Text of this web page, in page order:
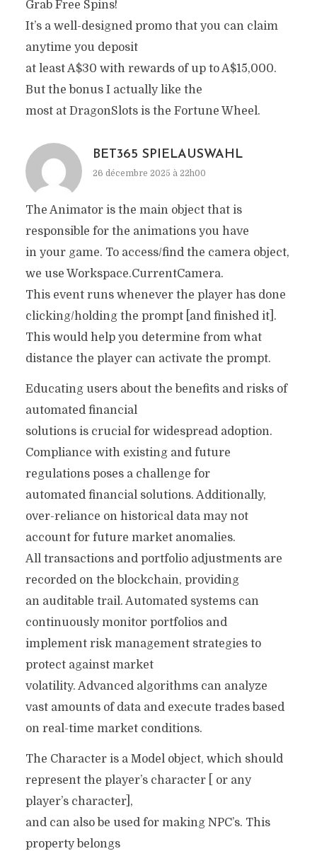
Grab Free Spins!
It’s a well-designed promo that you can claim
anytime you deposit
at least A$30 with rewards of up to A$15,000.
But the bonus I actually like the
most at DragonSlots is the Fortune Wheel.
BET365 SPIELAUSWAHL
26 décembre 2025 à 22h00
The Animator is the main object that is
responsible for the animations you have
in your game. To access/find the camera object,
we use Workspace.CurrentCamera.
This event runs whenever the player has done
clicking/holding the prompt [and finished it].
This would help you determine from what
distance the player can activate the prompt.
Educating users about the benefits and risks of
automated financial
solutions is crucial for widespread adoption.
Compliance with existing and future
regulations poses a challenge for
automated financial solutions. Additionally,
over-reliance on historical data may not
account for future market anomalies.
All transactions and portfolio adjustments are
recorded on the blockchain, providing
an auditable trail. Automated systems can
continuously monitor portfolios and
implement risk management strategies to
protect against market
volatility. Advanced algorithms can analyze
vast amounts of data and execute trades based
on real-time market conditions.
The Character is a Model object, which should
represent the player’s character [ or any
player’s character],
and can also be used for making NPC’s. This
property belongs